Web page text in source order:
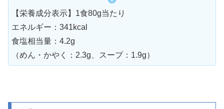
【栄養成分表示】1食80g当たり
エネルギー：341kcal
食塩相当量：4.2g
（めん・かやく：2.3g、スープ：1.9g）